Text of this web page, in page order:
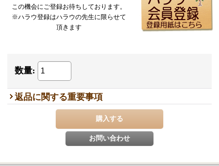
この機会にご登録お待ちしております。
※ハラウ登録はハラウの先生に限らせて
頂きます
数量:
返品に関する重要事項